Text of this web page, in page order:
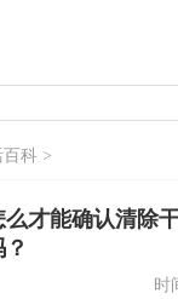
科 >
才能确认清除
时